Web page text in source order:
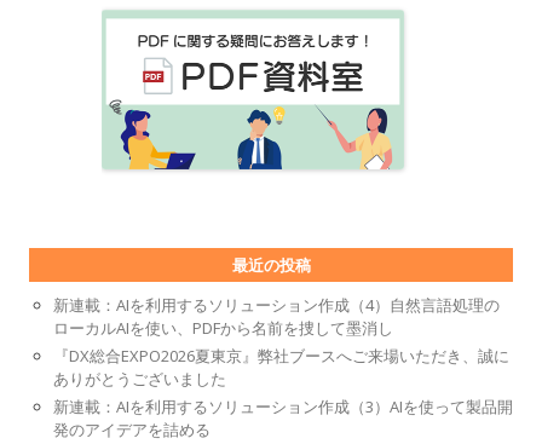
最近の投稿
新連載：AIを利用するソリューション作成（4）自然言語処理の
ローカルAIを使い、PDFから名前を捜して墨消し
『DX総合EXPO2026夏東京』弊社ブースへご来場いただき、誠に
ありがとうございました
新連載：AIを利用するソリューション作成（3）AIを使って製品開
発のアイデアを詰める